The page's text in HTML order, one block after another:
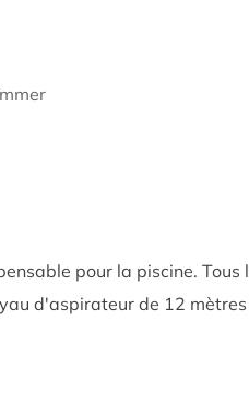
pour la piscine. Tous
d'aspirateur de 12